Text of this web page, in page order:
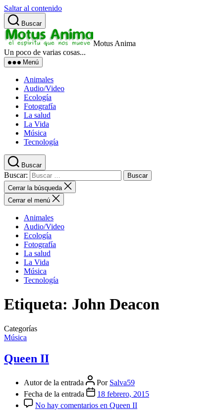
Saltar al contenido
Buscar
Motus Anima
Un poco de varias cosas...
Menú
Animales
Audio/Video
Ecología
Fotografía
La salud
La Vida
Música
Tecnología
Buscar
Buscar:
Cerrar la búsqueda
Cerrar el menú
Animales
Audio/Video
Ecología
Fotografía
La salud
La Vida
Música
Tecnología
Etiqueta: John Deacon
Categorías
Música
Queen II
Autor de la entrada Por Salva59
Fecha de la entrada
18 febrero, 2015
No hay comentarios en Queen II